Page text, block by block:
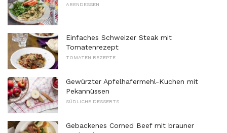
ABENDESSEN
Einfaches Schweizer Steak mit
Tomatenrezept
TOMATEN REZEPTE
Gewürzter Apfelhafermehl-Kuchen mit
Pekannüssen
SÜDLICHE DESSERTS
Gebackenes Corned Beef mit brauner